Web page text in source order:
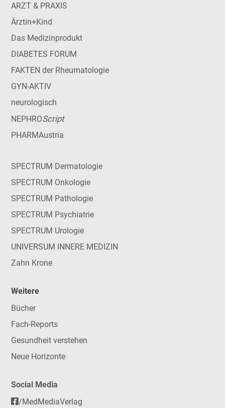
ARZT & PRAXIS
Ärztin+Kind
Das Medizinprodukt
DIABETES FORUM
FAKTEN der Rheumatologie
GYN-AKTIV
neurologisch
NEPHROScript
PHARMAustria
SPECTRUM Dermatologie
SPECTRUM Onkologie
SPECTRUM Pathologie
SPECTRUM Psychiatrie
SPECTRUM Urologie
UNIVERSUM INNERE MEDIZIN
Zahn Krone
Weitere
Bücher
Fach-Reports
Gesundheit verstehen
Neue Horizonte
Social Media
/MedMediaVerlag